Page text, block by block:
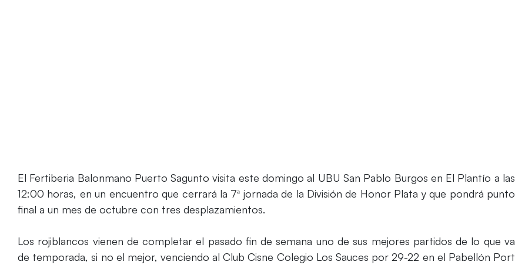
El Fertiberia Balonmano Puerto Sagunto visita este domingo al UBU San Pablo Burgos en El Plantío a las
12:00 horas, en un encuentro que cerrará la 7ª jornada de la División de Honor Plata y que pondrá punto
final a un mes de octubre con tres desplazamientos.
Los rojiblancos vienen de completar el pasado fin de semana uno de sus mejores partidos de lo que va
de temporada, si no el mejor, venciendo al Club Cisne Colegio Los Sauces por 29-22 en el Pabellón Port